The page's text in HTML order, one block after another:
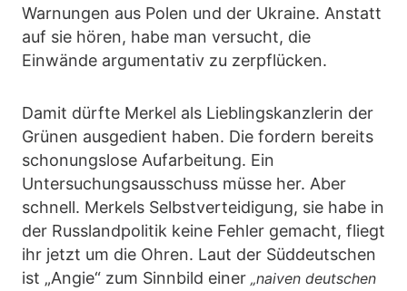
Warnungen aus Polen und der Ukraine. Anstatt
auf sie hören, habe man versucht, die
Einwände argumentativ zu zerpflücken.
Damit dürfte Merkel als Lieblingskanzlerin der
Grünen ausgedient haben. Die fordern bereits
schonungslose Aufarbeitung. Ein
Untersuchungsausschuss müsse her. Aber
schnell. Merkels Selbstverteidigung, sie habe in
der Russlandpolitik keine Fehler gemacht, fliegt
ihr jetzt um die Ohren. Laut der Süddeutschen
ist „Angie“ zum Sinnbild einer „naiven deutschen